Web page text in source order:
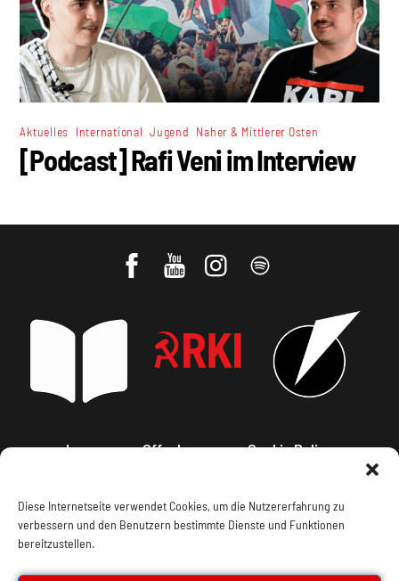
Diese Internetseite verwendet Cookies, um die Nutzererfahrung zu
verbessern und den Benutzern bestimmte Dienste und Funktionen
bereitzustellen.
Aktuelles International ,Jugend Naher & Mittlerer Osten
[Podcast] Rafi Veni im Interview
Impressum, Offenlegung Cookie Policy
Datenschutz Kontakt